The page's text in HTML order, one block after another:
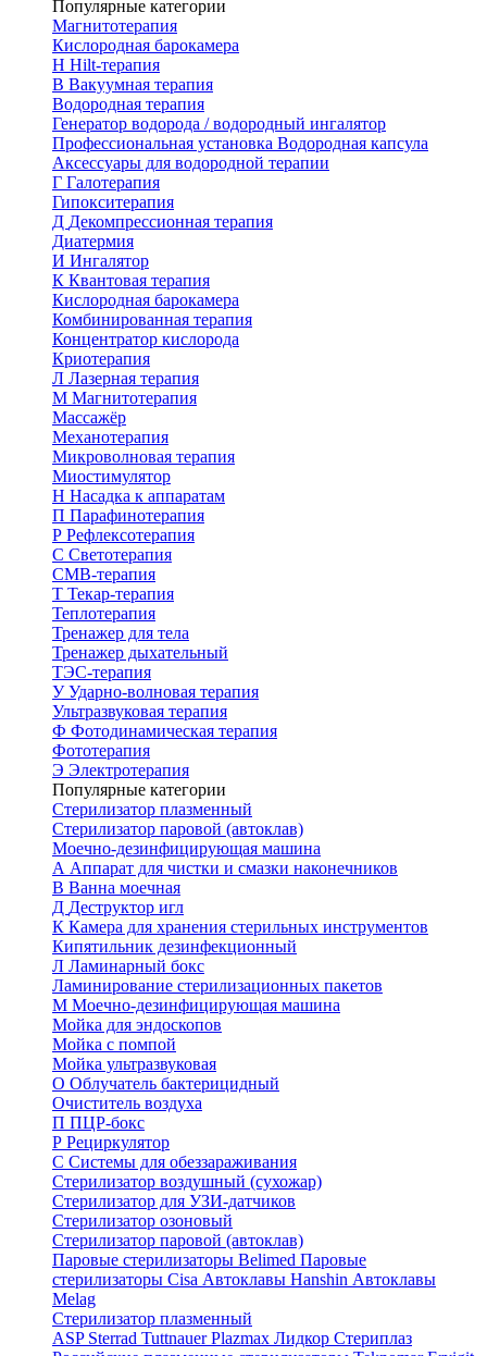
Популярные категории
Магнитотерапия
Кислородная барокамера
H Hilt-терапия
В Вакуумная терапия
Водородная терапия
Генератор водорода / водородный ингалятор
Профессиональная установка Водородная капсула
Аксессуары для водородной терапии
Г Галотерапия
Гипокситерапия
Д Декомпрессионная терапия
Диатермия
И Ингалятор
К Квантовая терапия
Кислородная барокамера
Комбинированная терапия
Концентратор кислорода
Криотерапия
Л Лазерная терапия
М Магнитотерапия
Массажёр
Механотерапия
Микроволновая терапия
Миостимулятор
Н Насадка к аппаратам
П Парафинотерапия
Р Рефлексотерапия
С Светотерапия
СМВ-терапия
Т Текар-терапия
Теплотерапия
Тренажер для тела
Тренажер дыхательный
ТЭС-терапия
УУдарно-волновая терапия
Ультразвуковая терапия
Ф Фотодинамическая терапия
Фототерапия
Э Электротерапия
Популярные категории
Стерилизатор плазменный
Стерилизатор паровой (автоклав)
Моечно-дезинфицирующая машина
А Аппарат для чистки и смазки наконечников
В Ванна моечная
Д Деструктор игл
К Камера для хранения стерильных инструментов
Кипятильник дезинфекционный
Л Ламинарный бокс
Ламинирование стерилизационных пакетов
М Моечно-дезинфицирующая машина
Мойка для эндоскопов
Мойка с помпой
Мойка ультразвуковая
О Облучатель бактерицидный
Очиститель воздуха
П ПЦР-бокс
Р Рециркулятор
С Системы для обеззараживания
Стерилизатор воздушный (сухожар)
Стерилизатор для УЗИ-датчиков
Стерилизатор озоновый
Стерилизатор паровой (автоклав)
Паровые стерилизаторы Belimed Паровые
стерилизаторы Cisa Автоклавы Hanshin Автоклавы
Melag
Стерилизатор плазменный
ASP Sterrad Tuttnauer Plazmax Лидкор Стериплаз